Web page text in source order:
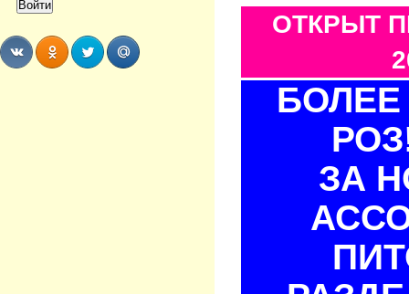
ОТКРЫТ
БОЛЕЕ
ЗА